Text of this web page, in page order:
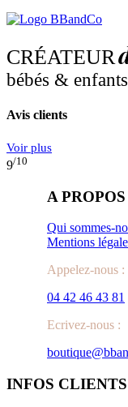
CRÉATEUR
bébés & enfants
Avis clients
Voir plus
9/10
A
Qui sommes-
Mentions
Appelez-nous :
04 42 46 43 81
Ecrivez-nous :
INFOS CLIENTS